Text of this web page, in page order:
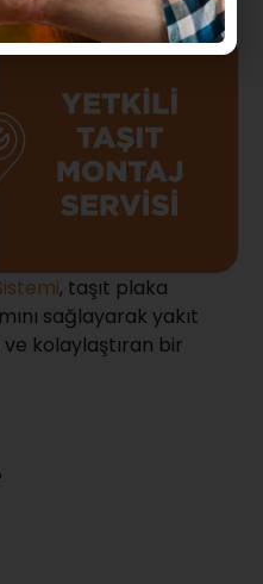
, taşıt plaka
sağlayarak yakıt
ve kolaylaştıran bir